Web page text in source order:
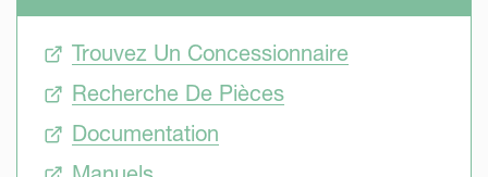
Trouvez Un Concessionnaire
Recherche De Pièces
Documentation